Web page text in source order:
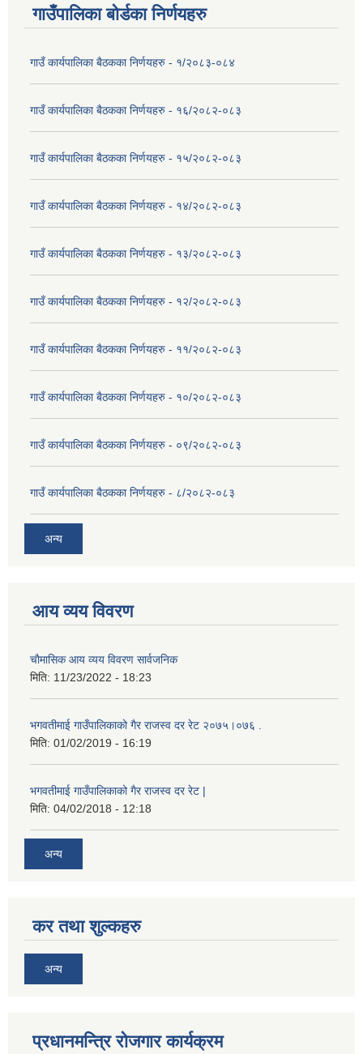
गाउँपालिका बोर्डका निर्णयहरु
गाउँ कार्यपालिका बैठकका निर्णयहरु - १/२०८३-०८४
गाउँ कार्यपालिका बैठकका निर्णयहरु - १६/२०८२-०८३
गाउँ कार्यपालिका बैठकका निर्णयहरु - १५/२०८२-०८३
गाउँ कार्यपालिका बैठकका निर्णयहरु - १४/२०८२-०८३
गाउँ कार्यपालिका बैठकका निर्णयहरु - १३/२०८२-०८३
गाउँ कार्यपालिका बैठकका निर्णयहरु - १२/२०८२-०८३
गाउँ कार्यपालिका बैठकका निर्णयहरु - ११/२०८२-०८३
गाउँ कार्यपालिका बैठकका निर्णयहरु - १०/२०८२-०८३
गाउँ कार्यपालिका बैठकका निर्णयहरु - ०९/२०८२-०८३
गाउँ कार्यपालिका बैठकका निर्णयहरु - ८/२०८२-०८३
अन्य
आय व्यय विवरण
चाैमासिक आय व्यय विवरण सार्वजनिक
मिति: 11/23/2022 - 18:23
भगवतीमाई गाउँपालिकाको गैर राजस्व दर रेट २०७५।०७६ .
मिति: 01/02/2019 - 16:19
भगवतीमाई गाउँपालिकाको गैर राजस्व दर रेट |
मिति: 04/02/2018 - 12:18
अन्य
कर तथा शुल्कहरु
अन्य
प्रधानमन्त्रि रोजगार कार्यक्रम